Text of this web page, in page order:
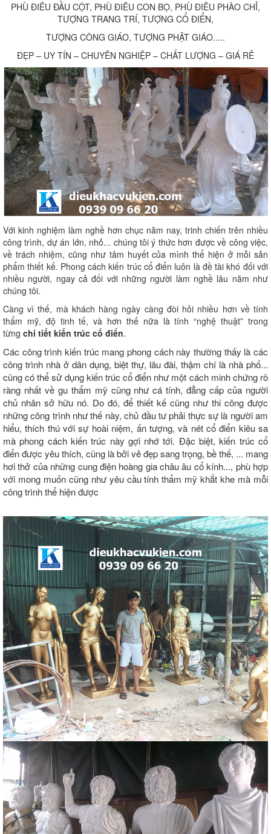
PHÙ ĐIÊU ĐẦU CỘT, PHÙ ĐIÊU CON BỌ, PHÙ ĐIÊU PHÀO CHỈ,
TƯỢNG TRANG TRÍ, TƯỢNG CỔ ĐIỂN,
TƯỢNG CÔNG GIÁO, TƯỢNG PHẬT GIÁO.....
ĐẸP – UY TÍN – CHUYÊN NGHIỆP – CHẤT LƯỢNG – GIÁ RẺ
Với kinh nghiệm làm nghề hơn chục năm nay, trinh chiến trên nhiều
công trình, dự án lớn, nhỏ... chúng tôi ý thức hơn được về công việc,
về trách nhiệm, cũng như tâm huyết của mình thể hiện ở mỗi sản
phẩm thiết kế. Phong cách kiến trúc cổ điển luôn là đề tài khó đối với
nhiều người, ngay cả đối với những người làm nghề lâu năm như
chúng tôi.
Càng vì thế, mà khách hàng ngày càng đòi hỏi nhiều hơn về tính
thẩm mỹ, độ tinh tế, và hơn thế nữa là tính “nghệ thuật” trong
từng chi tiết kiến trúc cổ điển.
Các công trình kiến trúc mang phong cách này thường thấy là các
công trình nhà ở dân dụng, biệt thự, lâu đài, thậm chí là nhà phố...
cũng có thể sử dụng kiến trúc cổ điển như một cách minh chứng rõ
ràng nhất về gu thẩm mỹ cũng như cá tính, đẳng cấp của người
chủ nhân sở hữu nó. Do đó, để thiết kế cũng như thi công được
những công trình như thế này, chủ đầu tư phải thực sự là người am
hiểu, thích thú với sự hoài niệm, ấn tượng, và nét cổ điển kiêu sa
mà phong cách kiến trúc này gợi nhớ tới. Đặc biệt, kiến trúc cổ
điển được yêu thích, cũng là bởi vẻ đẹp sang trọng, bề thế, ... mang
hơi thở của những cung điện hoàng gia châu âu cổ kính..., phù hợp
với mong muốn cũng như yêu cầu tính thẩm mỹ khắt khe mà mỗi
công trình thể hiện được